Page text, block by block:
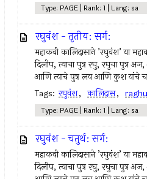
Type: PAGE | Rank: 1 | Lang: sa
रघुवंश - तृतीय: सर्ग:
महाकवी कालिदासाने ’रघुवंश’ या
दिलीप, त्याचा पुत्र रघु, रघुचा पुत्र
आणि त्याचे पुत्र लव आणि कुश यांचे
Tags: रघुवंश, कालिदास,
Type: PAGE | Rank: 1 | Lang: sa
रघुवंश - चतुर्थ: सर्ग:
महाकवी कालिदासाने ’रघुवंश’ या
दिलीप, त्याचा पुत्र रघु, रघुचा पुत्र